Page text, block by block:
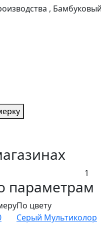
,
1
параметрам
По цвету
Серый Мультиколор